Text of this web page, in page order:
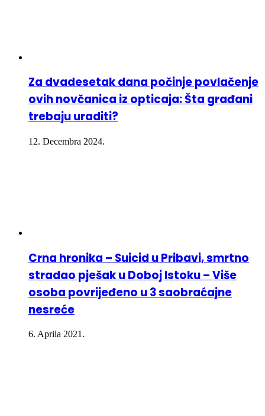
Za dvadesetak dana počinje povlačenje
ovih novčanica iz opticaja: Šta građani
trebaju uraditi?
12. Decembra 2024.
Crna hronika – Suicid u Pribavi, smrtno
stradao pješak u Doboj Istoku – Više
osoba povrijeđeno u 3 saobraćajne
nesreće
6. Aprila 2021.